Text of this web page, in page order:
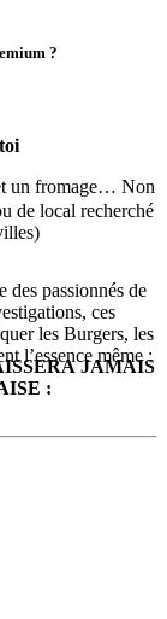
?
un fromage… Non
des passionnés de
ces
les Burgers, les
l’essence même :
?
aux recettes
à maîtriser et à
de local recherché
JAMAIS
:
toutes les étapes